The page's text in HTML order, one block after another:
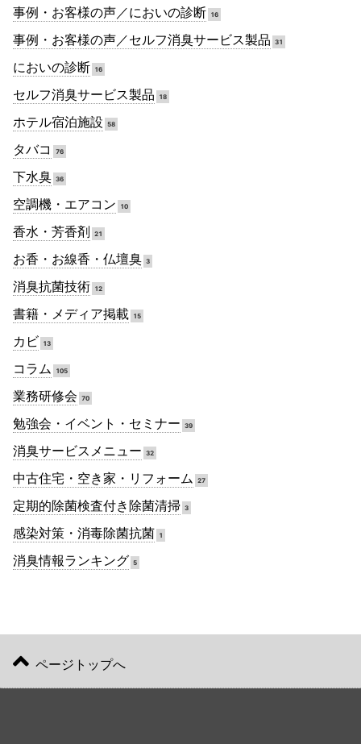
事例・お客様の声／においの診断 16
事例・お客様の声／セルフ消臭サービス製品 31
においの診断 16
セルフ消臭サービス製品 18
ホテル宿泊施設 58
タバコ 76
下水臭 36
空調機・エアコン 10
香水・芳香剤 21
お香・お線香・仏壇臭 3
消臭抗菌技術 12
書籍・メディア掲載 15
カビ 13
コラム 105
業務研修会 70
勉強会・イベント・セミナー 39
消臭サービスメニュー 32
中古住宅・空き家・リフォーム 27
定期的除菌検査付き除菌清掃 3
感染対策・消毒除菌抗菌 1
消臭情報ランキング 5
ページトップへ